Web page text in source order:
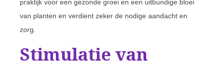
praktijk voor een gezonde groei en een uitbundige bloei
van planten en verdient zeker de nodige aandacht en
zorg.
Stimulatie van